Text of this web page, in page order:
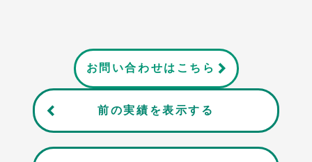
お問い合わせはこちら
前の実績を表示する